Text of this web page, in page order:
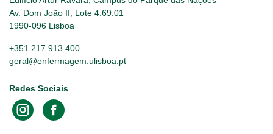
Av. Dom João II, Lote 4.69.01
1990-096 Lisboa
+351 217 913 400
geral@enfermagem.ulisboa.pt
Redes Sociais